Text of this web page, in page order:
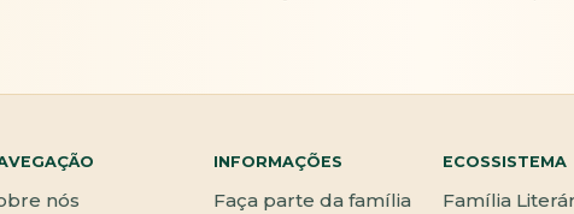
nós
INFORMAÇÕES
Faça parte da família
ECOSSISTEMA
Família